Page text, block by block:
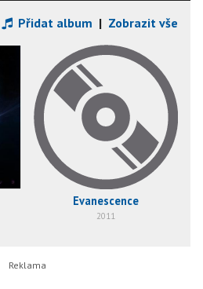
Přidat album | Zobrazit vše
Evanescence
2011